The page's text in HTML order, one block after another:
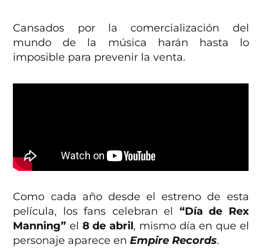
Cansados por la comercialización del
mundo de la música harán hasta lo
imposible para prevenir la venta.
Como cada año desde el estreno de esta
película, los fans celebran el “Día de Rex
Manning” el 8 de abril, mismo día en que el
personaje aparece enEmpire Records.